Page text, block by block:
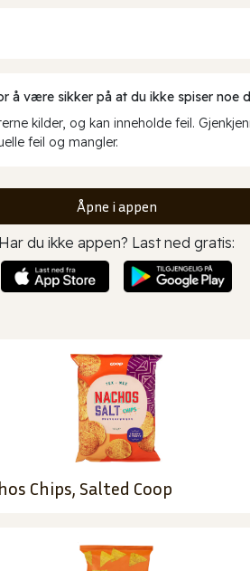
være sikker på at du ikke spiser noe
kilder, og kan inneholde feil.
feil og mangler.
Åpne i appen
Har du ikke appen? Last ned gratis:
Chips, Salted Coop